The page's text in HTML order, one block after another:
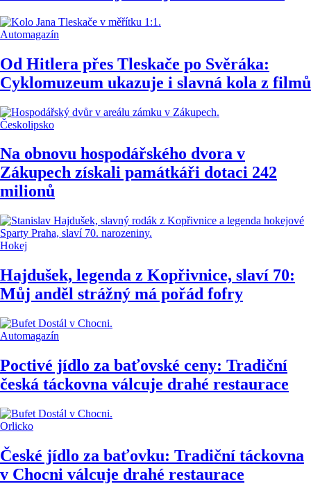
Automagazín
Od Hitlera přes Tleskače po Svěráka:
Cyklomuzeum ukazuje i slavná kola z filmů
Českolipsko
Na obnovu hospodářského dvora v
Zákupech získali památkáři dotaci 242
milionů
Hokej
Hajdušek, legenda z Kopřivnice, slaví 70:
Můj anděl strážný má pořád fofry
Automagazín
Poctivé jídlo za baťovské ceny: Tradiční
česká táckovna válcuje drahé restaurace
Orlicko
České jídlo za baťovku: Tradiční táckovna
v Chocni válcuje drahé restaurace